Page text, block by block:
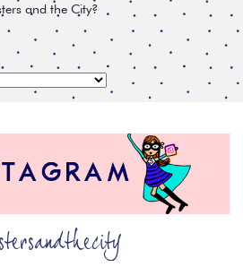
and the City?